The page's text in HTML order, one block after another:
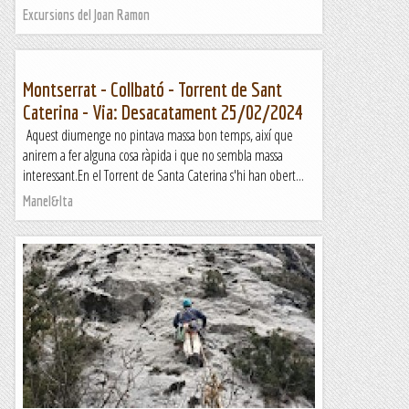
Excursions del Joan Ramon
Montserrat - Collbató - Torrent de Sant
Caterina - Via: Desacatament 25/02/2024
Aquest diumenge no pintava massa bon temps, així que
anirem a fer alguna cosa ràpida i que no sembla massa
interessant.En el Torrent de Santa Caterina s'hi han obert...
Manel&Ita